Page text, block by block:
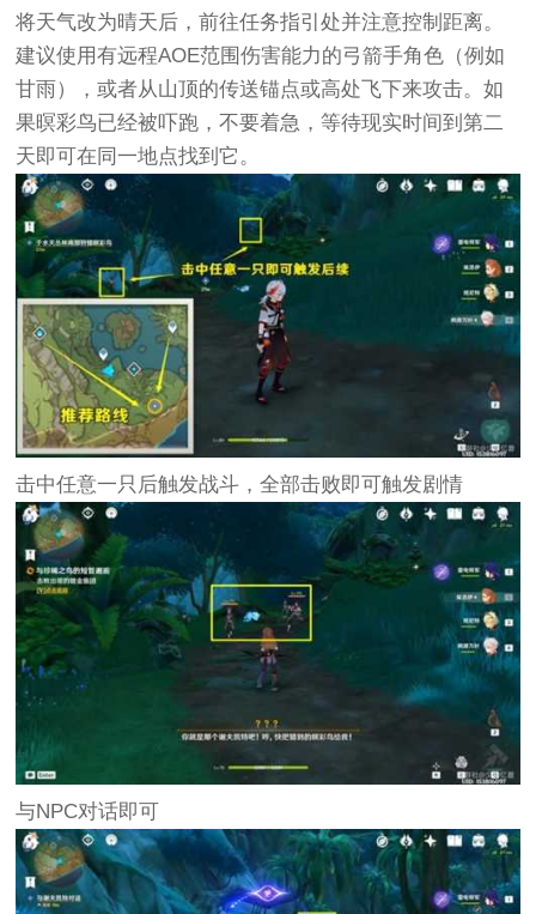
将天气改为晴天后，前往任务指引处并注意控制距离。
建议使用有远程AOE范围伤害能力的弓箭手角色（例如
甘雨），或者从山顶的传送锚点或高处飞下来攻击。如
果暝彩鸟已经被吓跑，不要着急，等待现实时间到第二
天即可在同一地点找到它。
击中任意一只后触发战斗，全部击败即可触发剧情
与NPC对话即可